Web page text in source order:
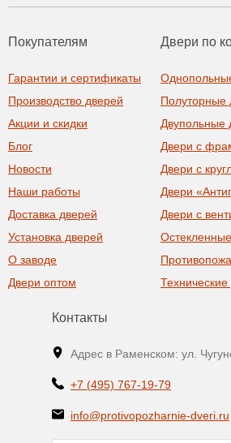
Покупателям
Гарантии и сертификаты
Производство дверей
Акции и скидки
Блог
Новости
Наши работы
Доставка дверей
Установка дверей
О заводе
Двери оптом
Двери по
Полуторные
Двупольные
Двери с
Двери с
Двери
Двери с
Технические
Контакты
Адрес в Раменском: ул.
+7 (495) 767-19-79
info@protivopozharnie-dveri.ru